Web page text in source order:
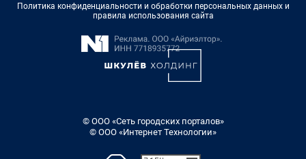
Политика конфиденциальности и обработки персональных данных и
правила использования сайта
© ООО «Сеть городских порталов»
© ООО «Интернет Технологии»